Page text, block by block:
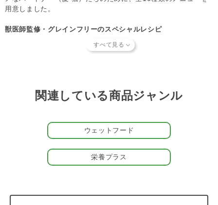
歴からのご注文キャンセル、修正を受け付けることができな
(「発送予定日のお知らせメール」をお送りする前であれ
ば、メール・お電話・マイページにてご注文をキャンセルい
用意しました。
獣医師監修・グレインフリーのスペシャルレシピ
貴重な内臓肉に、お野菜やキャットニップを加えたグレインフリ
い栄養バランスを目指しています。
主要食材（お肉・野菜など）に菜種油、タウリン、ビタミン、ミ
ネラルなどをプラス。FEDIAF（欧州ペットフード工業会連合）
の栄養基準をクリアしたコンプリートフードです。成猫・シニア
猫であれば、毎日食べ続けても健康を維持できます。いつものご
はんにトッピングしたり、手作り食素材のひとつとしてもご使用
関連している商品ジャンル
ウェットフード
栄養プラス